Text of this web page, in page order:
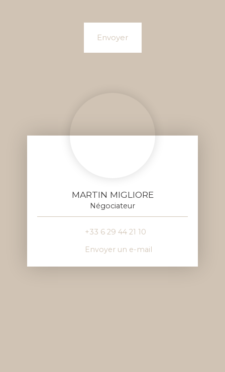
Envoyer
MARTIN MIGLIORE
Négociateur
+33 6 29 44 21 10
Envoyer un e-mail